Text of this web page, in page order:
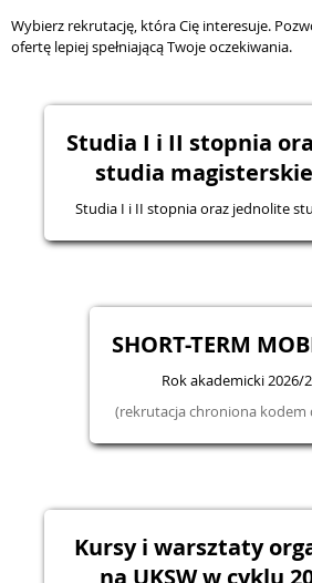
Wybierz rekrutację, która Cię interesuje.
ofertę lepiej spełniającą Twoje oczekiwania.
Studia I i II stopnia
studia
Studia I i II stopnia oraz jednolite
SHORT-TERM
Rok akademicki 2026/
(rekrutacja chroniona kodem
Kursy i warsztaty
na UKSW w cyklu